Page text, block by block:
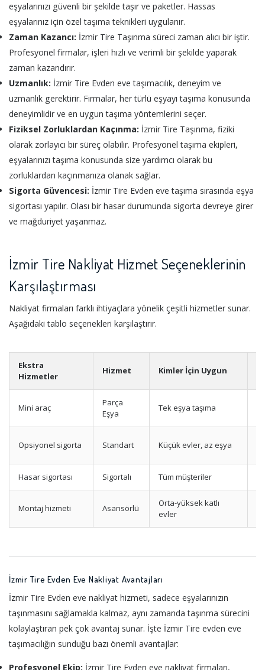
eşyalarınızı güvenli bir şekilde taşır ve paketler. Hassas
eşyalarınız için özel taşıma teknikleri uygulanır.
Zaman Kazancı: İzmir Tire Taşınma süreci zaman alıcı bir iştir.
Profesyonel firmalar, işleri hızlı ve verimli bir şekilde yaparak
zaman kazandırır.
Uzmanlık: İzmir Tire Evden eve taşımacılık, deneyim ve
uzmanlık gerektirir. Firmalar, her türlü eşyayı taşıma konusunda
deneyimlidir ve en uygun taşıma yöntemlerini seçer.
Fiziksel Zorluklardan Kaçınma: İzmir Tire Taşınma, fiziki
olarak zorlayıcı bir süreç olabilir. Profesyonel taşıma ekipleri,
eşyalarınızı taşıma konusunda size yardımcı olarak bu
zorluklardan kaçınmanıza olanak sağlar.
Sigorta Güvencesi: İzmir Tire Evden eve taşıma sırasında eşya
sigortası yapılır. Olası bir hasar durumunda sigorta devreye girer
ve mağduriyet yaşanmaz.
İzmir Tire Nakliyat Hizmet Seçeneklerinin
Karşılaştırması
Nakliyat firmaları farklı ihtiyaçlara yönelik çeşitli hizmetler sunar.
Aşağıdaki tablo seçenekleri karşılaştırır.
Ekstra
Hizmetler
Hizmet Kimler İçin Uygun
Mini araç
Parça
Eşya
Tek eşya taşıma
Opsiyonel sigorta Standart Küçük evler, az eşya
Hasar sigortası Sigortalı Tüm müşteriler
Montaj hizmeti Asansörlü
Orta-yüksek katlı
evler
İzmir Tire Evden Eve Nakliyat Avantajları
İzmir Tire Evden eve nakliyat hizmeti, sadece eşyalarınızın
taşınmasını sağlamakla kalmaz, aynı zamanda taşınma sürecini
kolaylaştıran pek çok avantaj sunar. İşte İzmir Tire evden eve
taşımacılığın sunduğu bazı önemli avantajlar:
Profesyonel Ekip: İzmir Tire Evden eve nakliyat firmaları,